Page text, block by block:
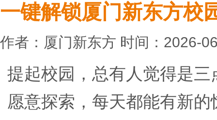
一键解锁厦门新东方校
作者：厦门新东方 时间：2026-
提起校园，总有人觉得是
愿意探索，每天都能有新